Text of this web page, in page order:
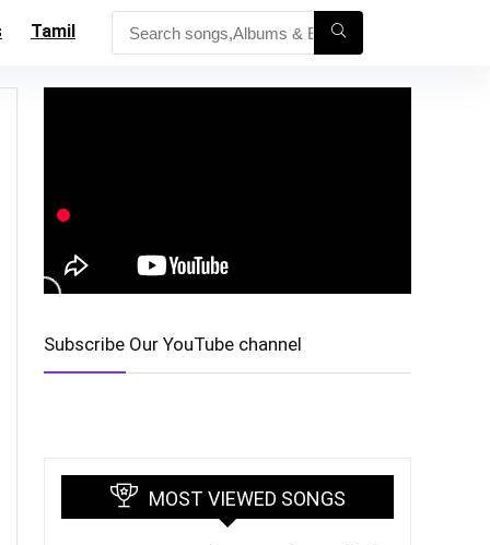
Tamil
Subscribe Our YouTube channel
MOST VIEWED SONGS